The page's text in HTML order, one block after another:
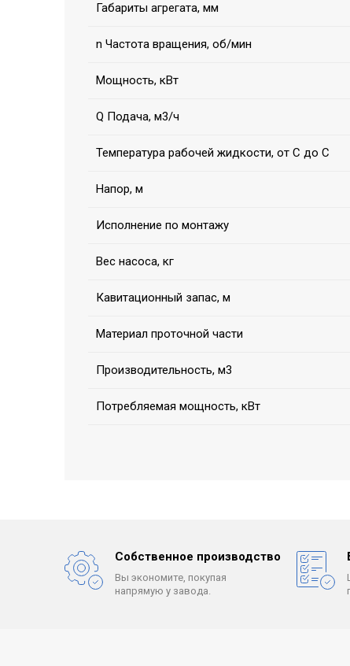
Габариты агрегата, мм
n Частота вращения, об/мин
Мощность, кВт
Q Подача, м3/ч
Температура рабочей жидкости, от С до С
Напор, м
Исполнение по монтажу
Вес насоса, кг
Кавитационный запас, м
Материал проточной части
Производительность, м3
Потребляемая мощность, кВт
Собственное производство
Вы экономите, покупая
напрямую у завода.